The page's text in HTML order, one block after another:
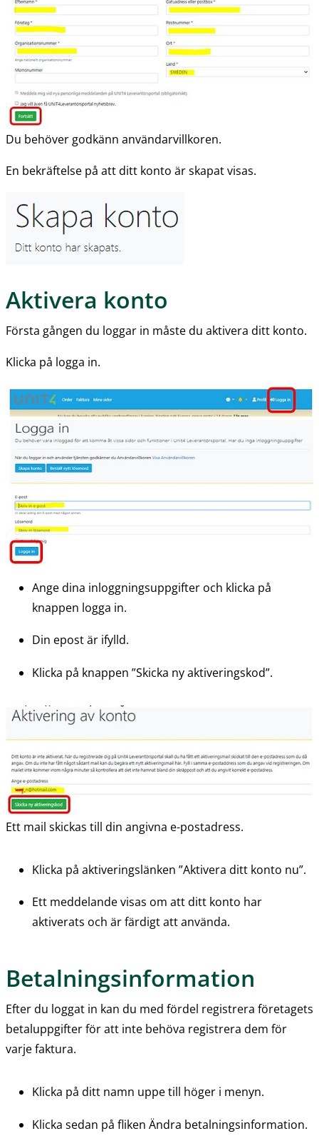
Du behöver godkänn användarvillkoren.
En bekräftelse på att ditt konto är skapat visas.
Aktivera konto
Första gången du loggar in måste du aktivera ditt konto.
Klicka på logga in.
Ange dina inloggningsuppgifter och klicka på
knappen logga in.
Din epost är ifylld.
Klicka på knappen ”Skicka ny aktiveringskod”.
Ett mail skickas till din angivna e-postadress.
Klicka på aktiveringslänken ”Aktivera ditt konto nu”.
Ett meddelande visas om att ditt konto har
aktiverats och är färdigt att använda.
Betalningsinformation
Efter du loggat in kan du med fördel registrera företagets
betaluppgifter för att inte behöva registrera dem för
varje faktura.
Klicka på ditt namn uppe till höger i menyn.
Klicka sedan på fliken Ändra betalningsinformation.